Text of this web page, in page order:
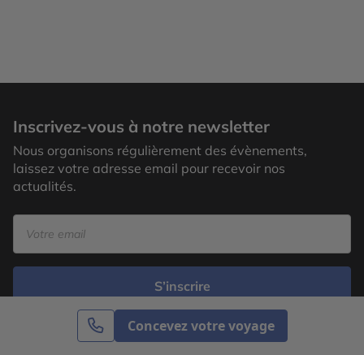
Concevez votre voyage
Inscrivez-vous à notre newsletter
Nous organisons régulièrement des évènements,
laissez votre adresse email pour recevoir nos
actualités.
S’inscrire